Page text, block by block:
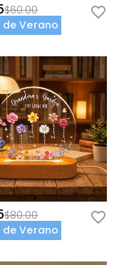
$60.00
Verano
$80.00
Verano